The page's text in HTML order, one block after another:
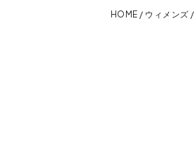
HOME ウィメンズ